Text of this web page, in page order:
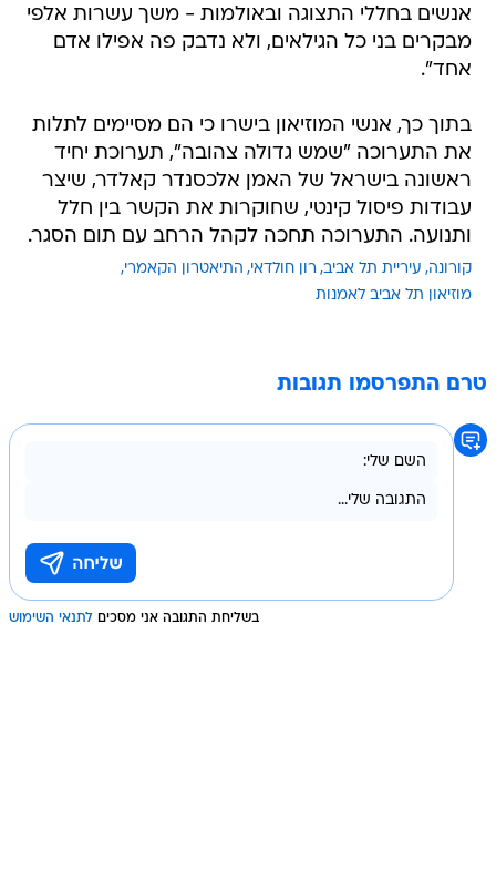
אנשים בחללי התצוגה ובאולמות - משך עשרות אלפי
מבקרים בני כל הגילאים, ולא נדבק פה אפילו אדם
אחד".
בתוך כך, אנשי המוזיאון בישרו כי הם מסיימים לתלות
את התערוכה "שמש גדולה צהובה", תערוכת יחיד
ראשונה בישראל של האמן אלכסנדר קאלדר, שיצר
עבודות פיסול קינטי, שחוקרות את הקשר בין חלל
ותנועה. התערוכה תחכה לקהל הרחב עם תום הסגר.
קורונה עיריית תל אביב רון חולדאי התיאטרון הקאמרי
מוזיאון תל אביב לאמנות
טרם התפרסמו תגובות
בשליחת התגובה אני מסכים לתנאי השימוש